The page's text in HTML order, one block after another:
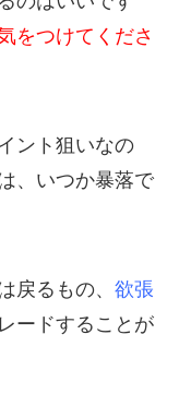
をつけてくださ
ント狙いなの
、いつか暴落で
戻るもの、 欲張
ードすることが